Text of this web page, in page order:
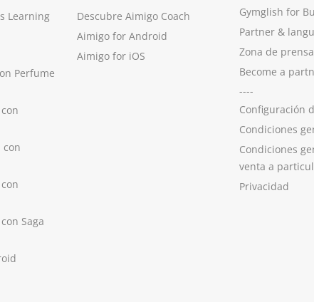
Learning
Perfume
con
Saga
Descubre Aimigo Coach
Aimigo for Android
Aimigo for iOS
Gymglish for
Partner &
Zona de prensa
Become a
----
Configuración
Condiciones
Condiciones
venta a
Privacidad